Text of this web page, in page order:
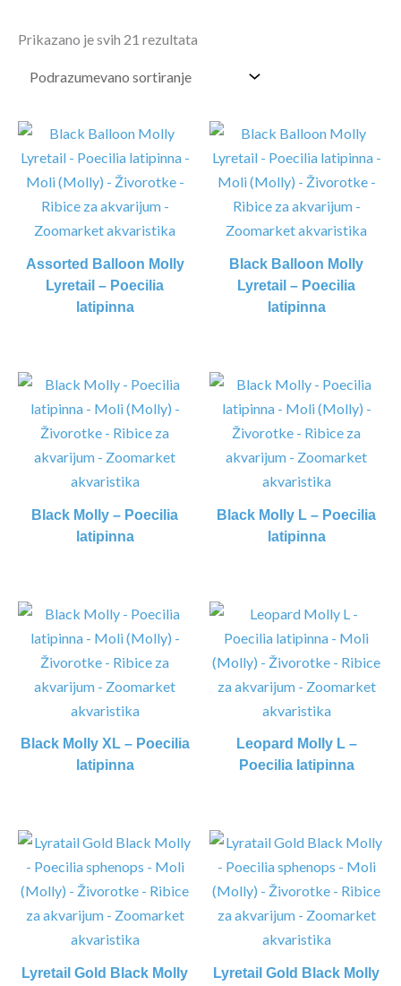
Prikazano je svih 21 rezultata
Assorted Balloon Molly
Lyretail – Poecilia
latipinna
Black Balloon Molly
Lyretail – Poecilia
latipinna
Black Molly – Poecilia
latipinna
Black Molly L – Poecilia
latipinna
Black Molly XL – Poecilia
latipinna
Leopard Molly L –
Poecilia latipinna
Lyretail Gold Black Molly
Lyretail Gold Black Molly